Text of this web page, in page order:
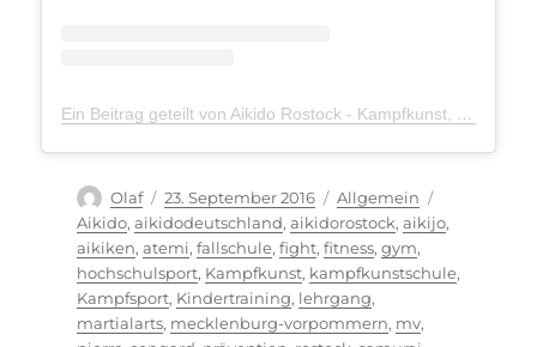
Ein Beitrag geteilt von Aikido Rostock - Kampfkunst, Kampfsport, Selbstverteidigung (@aikidoschule_rostock)
Autor
Olaf
Veröffentlicht
am
23. September 2016 Kategorien
Allgemein
Aikido, aikidodeutschland, aikidorostock, aikijo,
aikiken, atemi, fallschule, fight, fitness, gym,
hochschulsport, Kampfkunst, kampfkunstschule,
Kampfsport, Kindertraining, lehrgang,
martialarts, mecklenburg-vorpommern, mv,